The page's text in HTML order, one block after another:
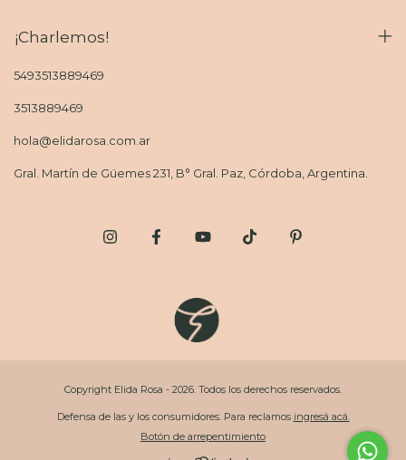
¡Charlemos!
5493513889469
3513889469
hola@elidarosa.com.ar
Gral. Martín de Güemes 231, B° Gral. Paz, Córdoba, Argentina.
Copyright Elida Rosa - 2026. Todos los derechos reservados.
Defensa de las y los consumidores. Para reclamos ingresá acá.
Botón de arrepentimiento